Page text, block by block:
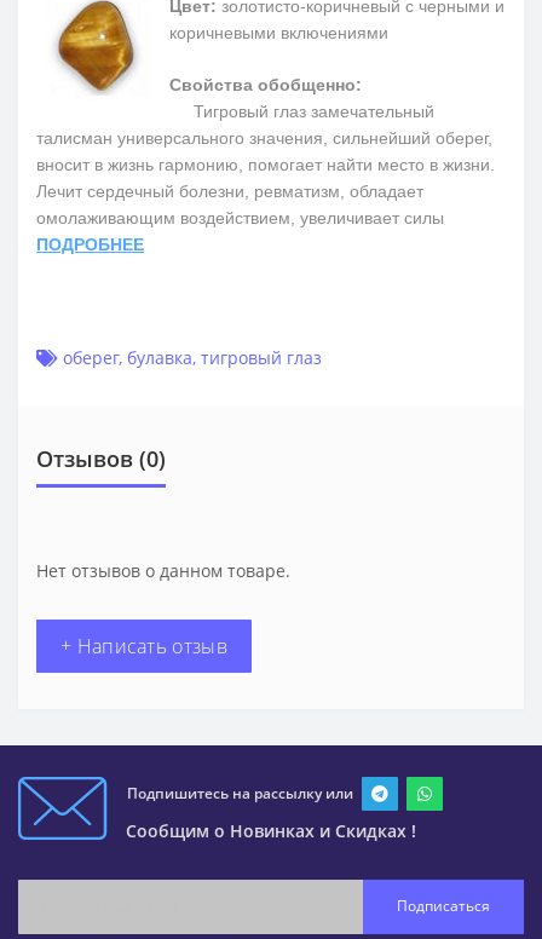
Цвет: золотисто-коричневый с черными и
коричневыми включениями
Свойства обобщенно:
Тигровый глаз замечательный
талисман универсального значения, сильнейший оберег,
вносит в жизнь гармонию, помогает найти место в жизни.
Лечит сердечный болезни, ревматизм, обладает
омолаживающим воздействием, увеличивает силы
ПОДРОБНЕЕ
оберег, булавка, тигровый глаз
Отзывов (0)
Нет отзывов о данном товаре.
+ Написать отзыв
Подпишитесь на рассылку или
Сообщим о Новинках и Скидках !
Подписаться